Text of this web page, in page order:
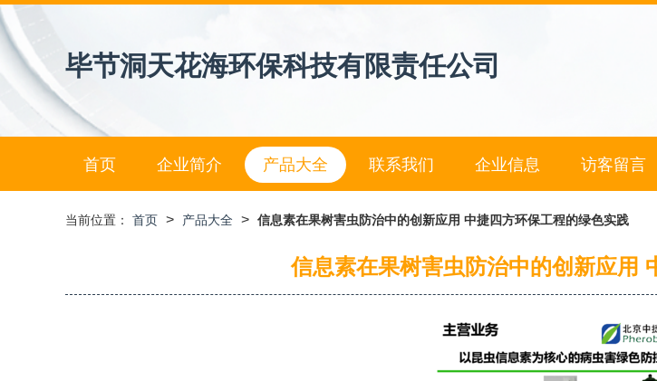
毕节洞天花海环保科技有限责任公司
首页 企业简介 产品大全 联系我们 企业信息 访客留言
当前位置： 首页 > 产品大全 > 信息素在果树害虫防治中的创新应用 中捷四方环保工程的绿色实践
信息素在果树害虫防治中的创新应用